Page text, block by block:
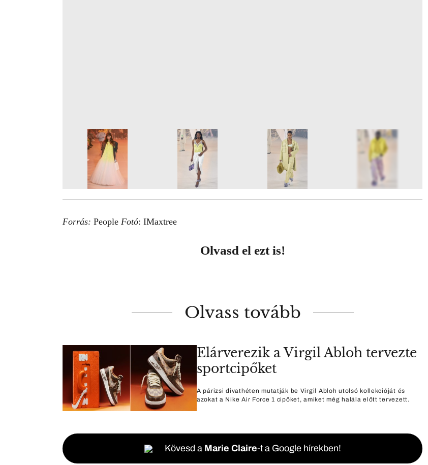
Forrás: People Fotó: IMaxtree
Olvasd el ezt is!
Olvass tovább
Elárverezik a Virgil Abloh tervezte
sportcipőket
A párizsi divathéten mutatják be Virgil Abloh utolsó kollekcióját és
azokat a Nike Air Force 1 cipőket, amiket még halála előtt tervezett.
Kövesd a Marie Claire-t a Google hírekben!